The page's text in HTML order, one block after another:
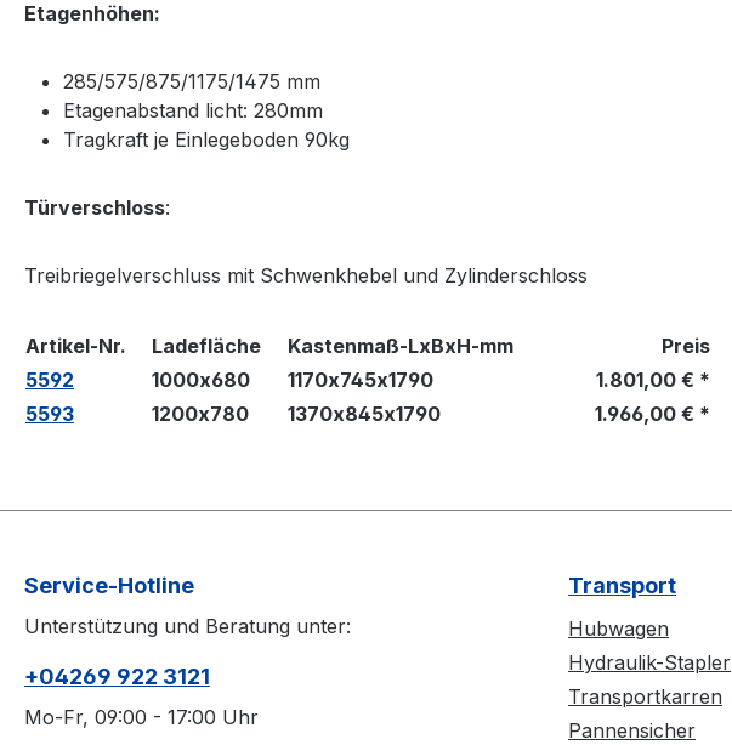
Etagenhöhen:
285/575/875/1175/1475 mm
Etagenabstand licht: 280mm
Tragkraft je Einlegeboden 90kg
Türverschloss:
Treibriegelverschluss mit Schwenkhebel und Zylinderschloss
Artikel-Nr. Ladefläche Kastenmaß-LxBxH-mm
Preis
5592
1000x680 1170x745x1790
1.801,00 € *
5593
1200x780 1370x845x1790 1.966,00 € *
Service-Hotline
Unterstützung und Beratung unter:
+04269 922 3121
Mo-Fr, 09:00 - 17:00 Uhr
Transport
Hubwagen
Hydraulik-Stapler
Transportkarren
Pannensicher